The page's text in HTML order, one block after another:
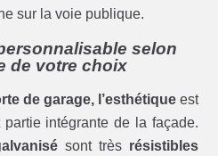
sur la voie publique.
selon
de votre choix
de garage, l’esthétiqueest
intégrante de la façade.
sont très résistibles